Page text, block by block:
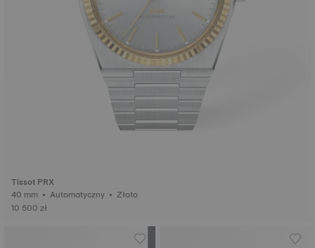
Tissot PRX
40 mm • Automatyczny • Złoto
10 500 zł